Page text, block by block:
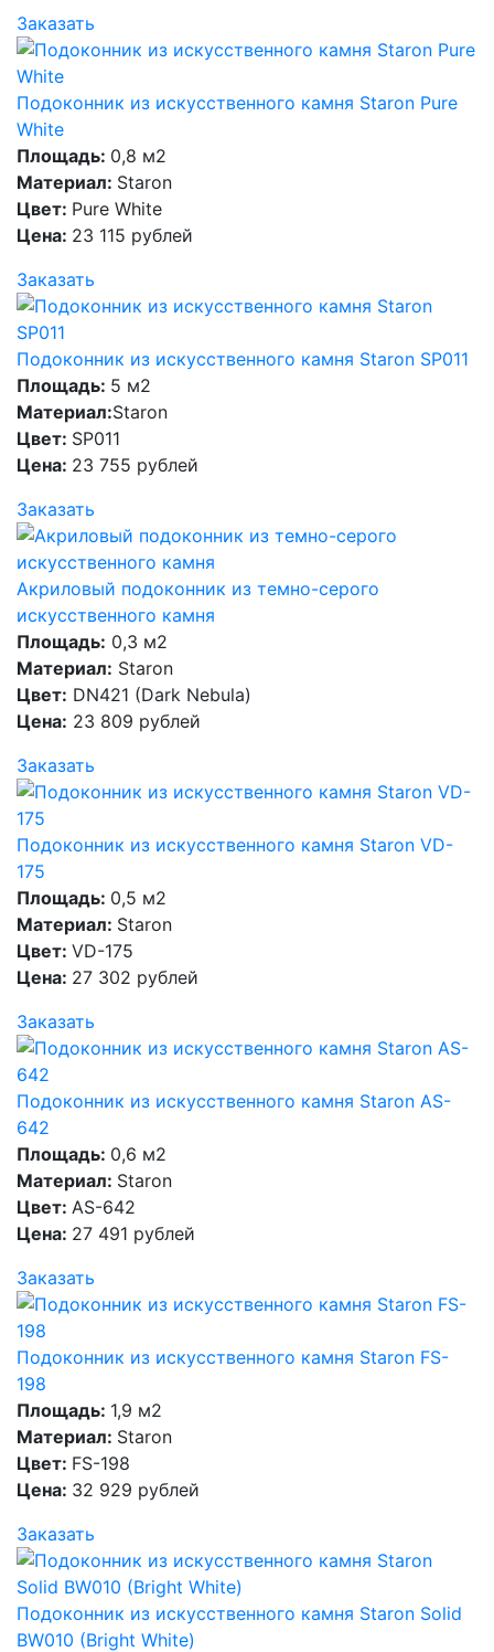
Заказать
Подоконник из искусственного камня Staron Pure
White
Площадь: 0,8 м2
Материал: Staron
Цвет: Pure White
Цена: 23 115 рублей
Заказать
Подоконник из искусственного камня Staron SP011
Площадь: 5 м2
Материал:Staron
Цвет: SP011
Цена: 23 755 рублей
Заказать
Акриловый подоконник из темно-серого
искусственного камня
Площадь: 0,3 м2
Материал: Staron
Цвет: DN421 (Dark Nebula)
Цена: 23 809 рублей
Заказать
Подоконник из искусственного камня Staron VD-
175
Площадь: 0,5 м2
Материал: Staron
Цвет: VD-175
Цена: 27 302 рублей
Заказать
Подоконник из искусственного камня Staron AS-
642
Площадь: 0,6 м2
Материал: Staron
Цвет: AS-642
Цена: 27 491 рублей
Заказать
Подоконник из искусственного камня Staron FS-
198
Площадь: 1,9 м2
Материал: Staron
Цвет: FS-198
Цена: 32 929 рублей
Заказать
Подоконник из искусственного камня Staron Solid
BW010 (Bright White)